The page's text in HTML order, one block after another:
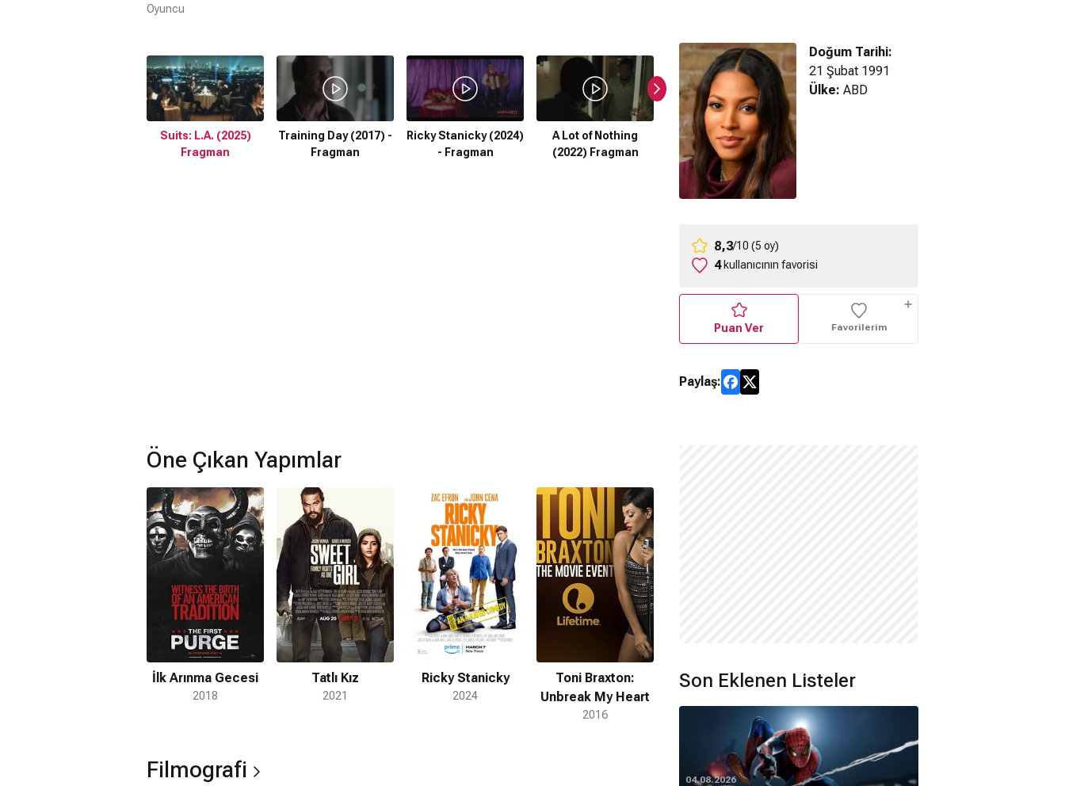
Oyuncu
Suits: L.A. (2025)
Fragman
Training Day (2017) -
Fragman
Ricky Stanicky (2024)
- Fragman
A Lot of Nothing
(2022) Fragman
Florida Man (2023)
Fragman
Doğum Tarihi:
21 Şubat 1991
Ülke: ABD
8,3/10 (5 oy)
4 kullanıcının favorisi
Puan Ver Favorilerim
Paylaş:
Öne Çıkan Yapımlar
İlk Arınma Gecesi
2018
Tatlı Kız
2021
Ricky Stanicky
2024
Toni Braxton:
Unbreak My Heart
2016
Filmografi
Son Eklenen Listeler
04.08.2026